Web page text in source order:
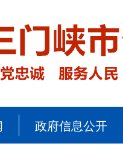
政府信息公开